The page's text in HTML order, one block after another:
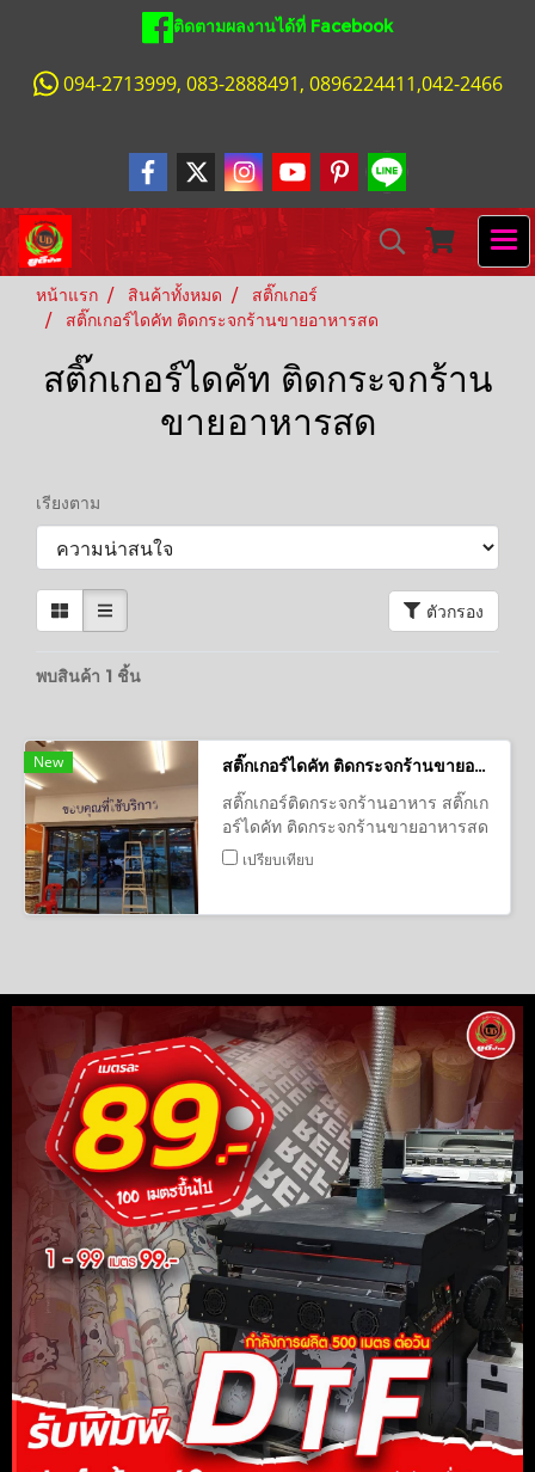
ติดตามผลงานได้ที่ Facebook
094-2713999, 083-2888491, 0896224411,042-2466
หน้าแรก สินค้าทั้งหมด
สติ๊กเกอร์
สติ๊กเกอร์ไดคัท ติดกระจกร้านขายอาหารสด
สติ๊กเกอร์ไดคัท ติดกระจกร้าน
ขายอาหารสด
เรียงตาม
ตัวกรอง
พบสินค้า 1 ชิ้น
New
สติ๊กเกอร์ไดคัท ติดกระจกร้านขายอาหารสด
สติ๊กเกอร์ติดกระจกร้านอาหาร สติ๊กเก
อร์ไดคัท ติดกระจกร้านขายอาหารสด
เปรียบเทียบ